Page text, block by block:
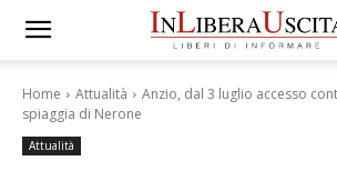
Home Attualità
Anzio, dal 3 luglio accesso
spiaggia di Nerone
Attualità